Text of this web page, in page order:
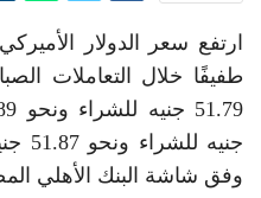
ارتفع سعر الدولار
طفيفًا خلال التعاملات
وفق شاشة البنك الأهلي